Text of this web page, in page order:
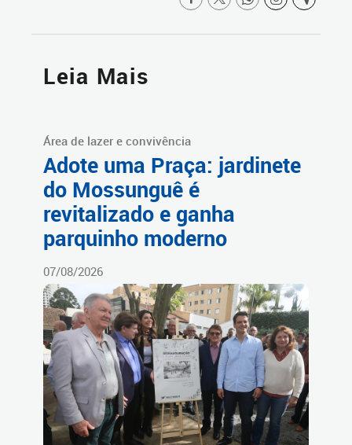
Leia Mais
Área de lazer e convivência
Adote uma Praça: jardinete
do Mossunguê é
revitalizado e ganha
parquinho moderno
07/08/2026